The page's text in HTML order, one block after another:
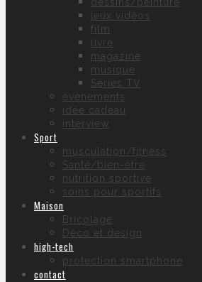
jeux vidéos
film
livre
magazine
musique
Séries TV
évènements
idée cadeau
interview
Sport
musculation/fitness
Santé/bien-être
nutrition sportive
soins pour sportifs
Maison
Bricolage
Déco et design
high-tech
protection smartphone
contact